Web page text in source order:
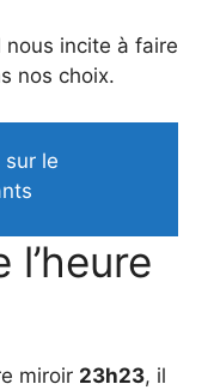
nous incite à faire
nos choix.
le
l’heure
miroir 23h23, il